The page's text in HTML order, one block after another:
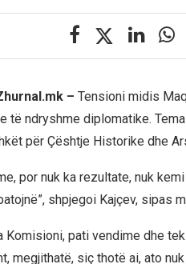
– Tensioni midis
të ndryshme diplomatike.
për Çështje Historike dhe
por nuk ka rezultate, nuk
shpjegoi Kajçev, sipas
Komisioni, pati vendime dhe
megjithatë, siç thotë ai, ato